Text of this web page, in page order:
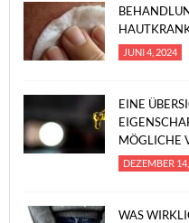
JUNI 4, 2024
EINE
MÖGLICHE
DEZEMBER
WAS